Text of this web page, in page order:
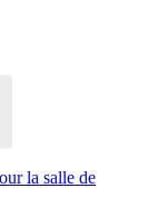
la salle de